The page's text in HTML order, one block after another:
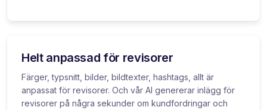
Helt anpassad för revisorer
Färger, typsnitt, bilder, bildtexter, hashtags, allt är
anpassat för revisorer. Och vår AI genererar inlägg för
revisorer på några sekunder om kundfordringar och